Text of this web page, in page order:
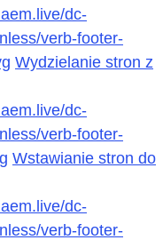
dc-
verb-footer-
Wydzielanie stron z
dc-
verb-footer-
Wstawianie stron do
dc-
verb-footer-